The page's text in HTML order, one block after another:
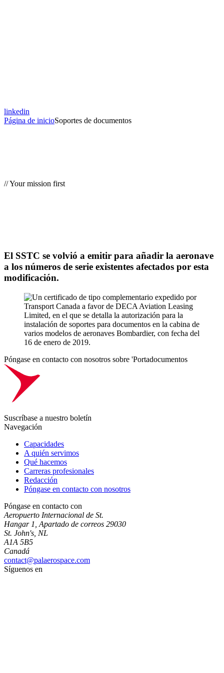
linkedin
Página de inicioSoportes de documentos
// Your mission first
El SSTC se volvió a emitir para añadir la aeronave
a los números de serie existentes afectados por esta
modificación.
Póngase en contacto con nosotros sobre 'Portadocumentos
Suscríbase a nuestro boletín
Navegación
Capacidades
A quién servimos
Qué hacemos
Carreras profesionales
Redacción
Póngase en contacto con nosotros
Póngase en contacto con
Aeropuerto Internacional de St.
Hangar 1, Apartado de correos 29030
St. John's, NL
A1A 5B5
Canadá
contact@palaerospace.com
Síguenos en